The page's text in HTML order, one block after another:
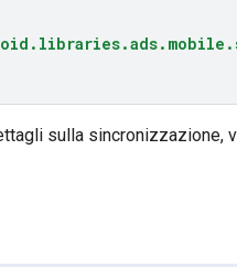
sulla sincronizzazione,